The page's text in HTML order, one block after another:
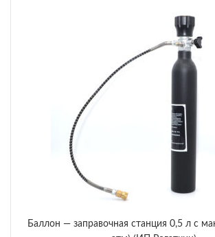
Баллон — заправочная станция 0,5 л с